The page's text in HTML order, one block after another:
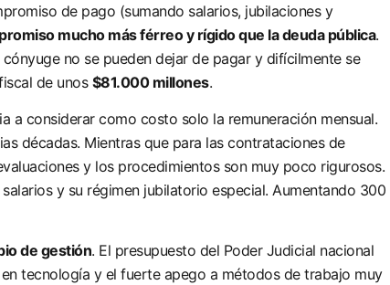
de pago (sumando salarios, jubilaciones y
mucho más férreo y rígido que la deuda pública.
no se pueden dejar de pagar y difícilmente se
de unos $81.000 millones.
a considerar como costo solo la remuneración mensual.
décadas. Mientras que para las contrataciones de
y los procedimientos son muy poco rigurosos.
y su régimen jubilatorio especial. Aumentando 300
de gestión. El presupuesto del Poder Judicial nacional
tecnología y el fuerte apego a métodos de trabajo muy